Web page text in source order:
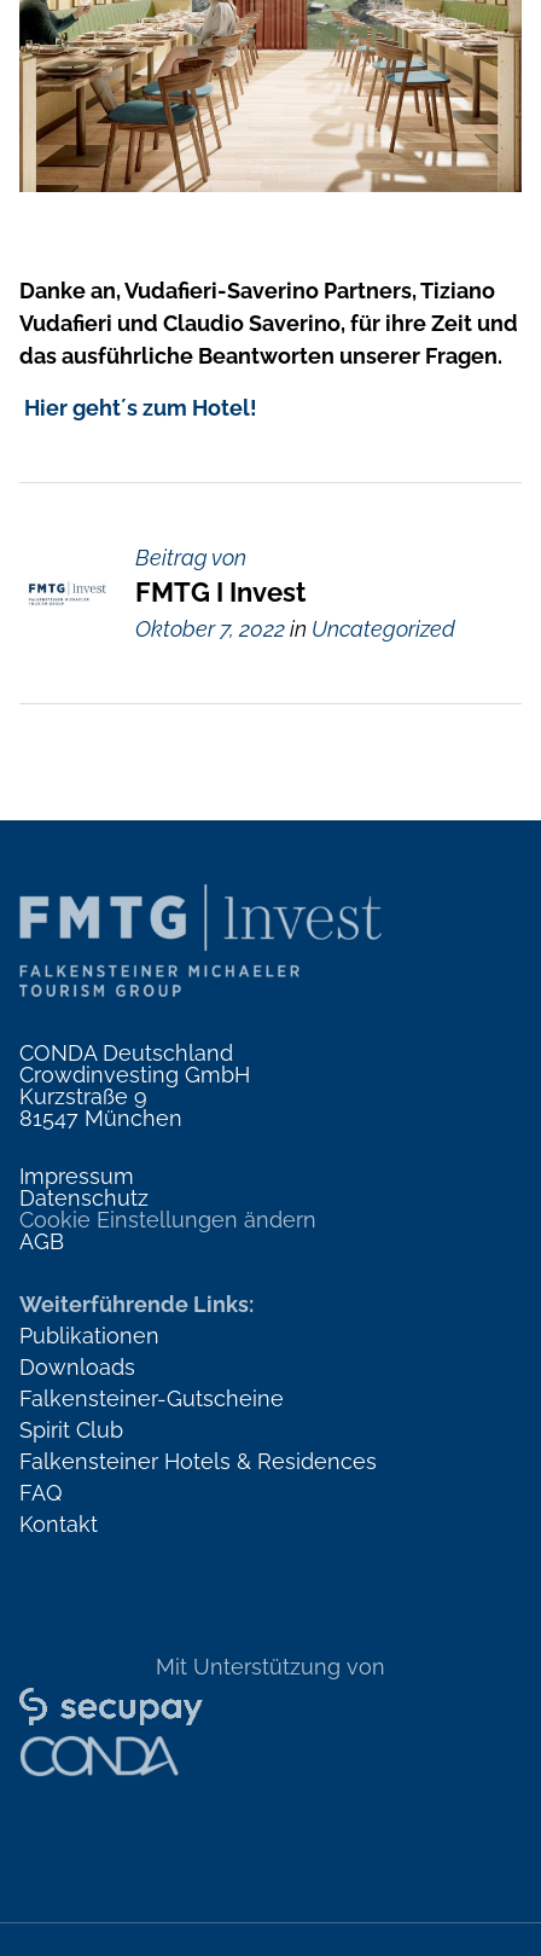
Danke an, Vudafieri-Saverino Partners, Tiziano
Vudafieri und Claudio Saverino, für ihre Zeit und
das ausführliche Beantworten unserer Fragen.
Hier geht´s zum Hotel!
Beitrag von
FMTG I Invest
Oktober 7, 2022in Uncategorized
CONDA Deutschland
Crowdinvesting GmbH
Kurzstraße 9
81547 München
Impressum
Datenschutz
Cookie Einstellungen ändern
AGB
Weiterführende Links:
Publikationen
Downloads
Falkensteiner-Gutscheine
Spirit Club
Falkensteiner Hotels & Residences
FAQ
Kontakt
Mit Unterstützung von